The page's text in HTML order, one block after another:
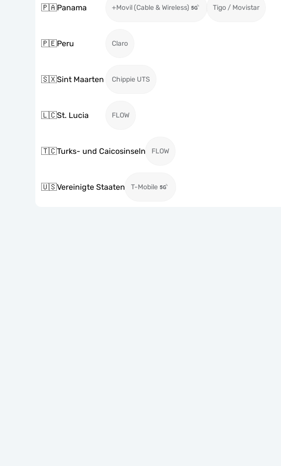
🇵🇦Panama +Movil (Cable & Wireless) Tigo / Movistar
🇵🇪Peru Claro
🇸🇽Sint Maarten Chippie UTS
🇱🇨St. Lucia FLOW
🇹🇨Turks- und Caicosinseln FLOW
🇺🇸Vereinigte Staaten T-Mobile